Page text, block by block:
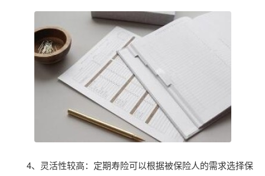
4、灵活性较高：定期寿险可以根据被保险人的需求选择保